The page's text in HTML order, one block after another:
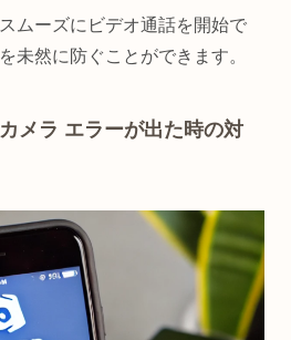
ムーズにビデオ通話を開始で
未然に防ぐことができます。
メラ エラーが出た時の対